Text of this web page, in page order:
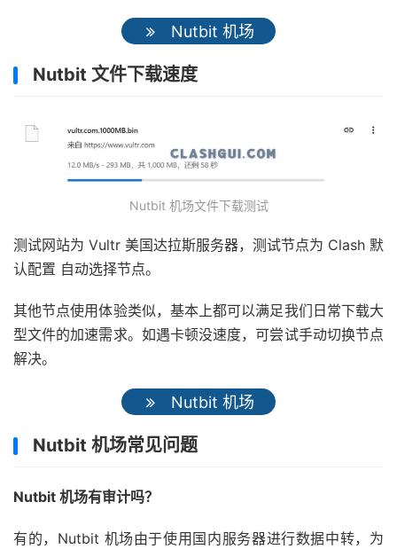
Nutbit 机场
Nutbit 文件下载速度
Nutbit 机场文件下载测试
测试网站为 Vultr 美国达拉斯服务器，测试节点为 Clash 默
认配置 自动选择节点。
其他节点使用体验类似，基本上都可以满足我们日常下载大
型文件的加速需求。如遇卡顿没速度，可尝试手动切换节点
解决。
Nutbit 机场
Nutbit 机场常见问题
Nutbit 机场有审计吗？
有的，Nutbit 机场由于使用国内服务器进行数据中转，为